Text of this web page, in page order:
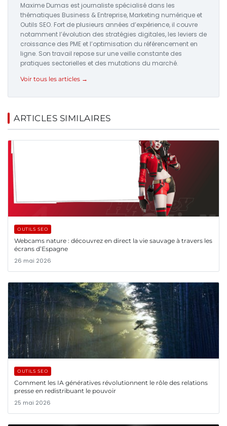
Maxime Dumas est journaliste spécialisé dans les
thématiques Business & Entreprise, Marketing numérique et
Outils SEO. Fort de plusieurs années d’expérience, il couvre
notamment l’évolution des stratégies digitales, les leviers de
croissance des PME et l’optimisation du référencement en
ligne. Son travail repose sur une veille constante des
pratiques sectorielles et des mutations du marché.
Voir tous les articles →
ARTICLES SIMILAIRES
OUTILS SEO
Webcams nature : découvrez en direct la vie sauvage à travers les
écrans d’Espagne
26 mai 2026
OUTILS SEO
Comment les IA génératives révolutionnent le rôle des relations
presse en redistribuant le pouvoir
25 mai 2026